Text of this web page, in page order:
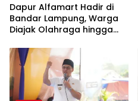
Dapur Alfamart Hadir di
Bandar Lampung, Warga
Diajak Olahraga hingga